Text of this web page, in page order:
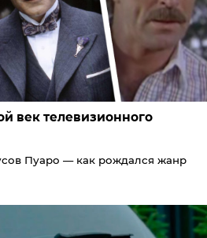
век телевизионного
Пуаро — как рождался жанр